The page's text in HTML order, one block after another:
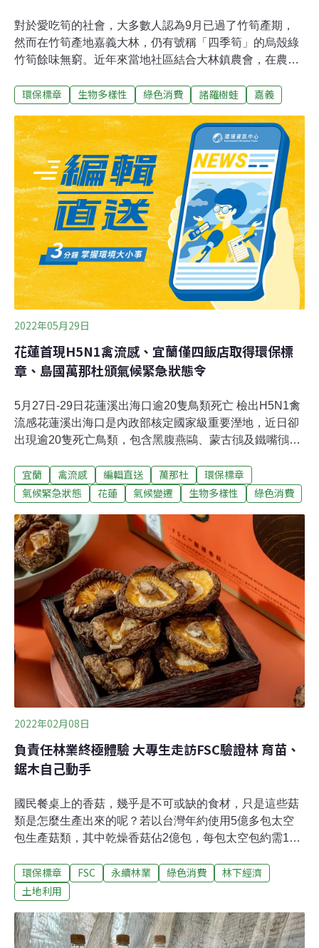
對於愛吃筍的社會，大多數人認為9月已過了竹筍產期，
然而在竹筍產地嘉義大林，仍有號稱「四季筍」的烏殼綠
竹筍餘味無窮。近年來當地社區結合大林鎮農會，在農委
生產，同時照顧台灣特有種諸羅樹蛙的農民，他們守護土
林區管理處「諸羅樹蛙友善棲地管理標章」；首批12位農
友於今（6）日取得標章使用證書。營造棲地保育諸羅樹
蛙 標章代表農業生產兼顧蛙類生存嘉義林管處新聞稿指
出，「諸羅樹蛙友善棲地管理標章推動方法」以營造田區
成為諸羅樹蛙合適的棲地為核心，並藉由「保育」為農產
品加值，期望創造一個同時滿足「農業生產」與「蛙類生
存」的經營模式。嘉義林管處2018年起委託蛙趣自然生態
顧問有限公司執行團隊，在嘉義地區進行調查研究，發現
嘉義縣大林地區有大面積烏殼綠竹筍的竹林，是諸羅樹蛙
分布的熱點。執行團隊進一步發現，竹林只要符合
環保標章 生物多樣性 綠色消費 諸羅樹蛙 嘉義
2022年05月29日
花蓮首現H5N1禽流感、宜蘭僅四飯店取得環保標
章、島國萬那杜頒氣候緊急狀態令
5月27日-29日花蓮溪出海口逾20隻鳥類死亡 檢出H5N1禽
流感花蓮溪出海口是內政部核定國家級重要溼地，近日卻
出現逾20隻死亡鳥類，包含黑腹燕鷗、蒙古鴴及鐵嘴鴴
感，已在現地進行消毒，並針對半徑5公里的養禽戶加強
訪視。花蓮縣動植物防疫所長周黃得榮指出，國內西部野
會非常低，與國內養禽場曾發生的H5N2禽流感病毒株不
同，民眾勿過度擔心。（中央社報導）大自然鐵律 疫情吃
緊澎澎灘燕鷗爆棚位在澎湖北海的燕鷗保育區澎澎灘，是
澎湖第一座保育區及觀光區分治模範區，其中3/4規劃為鳥
類生態保育區，另1/4處提供觀光客休閒遊憩。今年受到疫
情肆虐影響，觀光客人數減少，澎湖縣野鳥學會實際登島
觀察發現，燕鷗數量從往年700隻暴增至7000隻，增加逾
十倍以上。（自由時報報導）
宜蘭 禽流感 編輯直送 萬那杜
環保標章
氣候緊急狀態
花蓮 氣候變遷 生物多樣性 綠色消費
2022年02月08日
負責任林業終極體驗 大專生走訪FSC驗證林 育苗、
鋸木自己動手
國民餐桌上的香菇，幾乎是不可或缺的食材，只是這些菇
類是怎麼生產出來的呢？若以台灣年約使用5億多包太空
包生產菇類，其中乾燥香菇佔2億包，每包太空包約需1公
濟林計算，每公頃年約生產200噸木材，1年就需要1000公
頃土地生產木材。光是香菇就需要這麼大面積，遑論其他
社會無可逃避的課題。「森曜日超玩－大專生國際森林驗
證林場實境體驗」即透過上述現象的描述與討論，引領大
環保標章 FSC 永續林業 綠色消費
林下經濟
土地利用